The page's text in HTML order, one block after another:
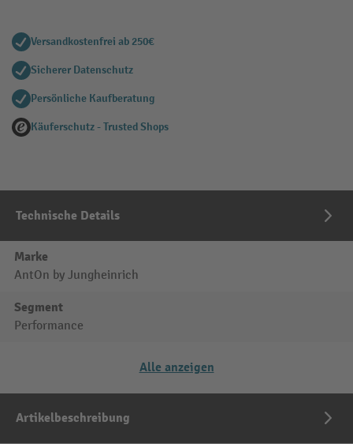
Versandkostenfrei ab 250€
Sicherer Datenschutz
Persönliche Kaufberatung
Käuferschutz - Trusted Shops
Technische Details
Marke
AntOn by Jungheinrich
Segment
Performance
Alle anzeigen
Artikelbeschreibung